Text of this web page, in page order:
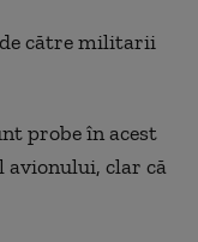
către militarii
probe în acest
avionului, clar că